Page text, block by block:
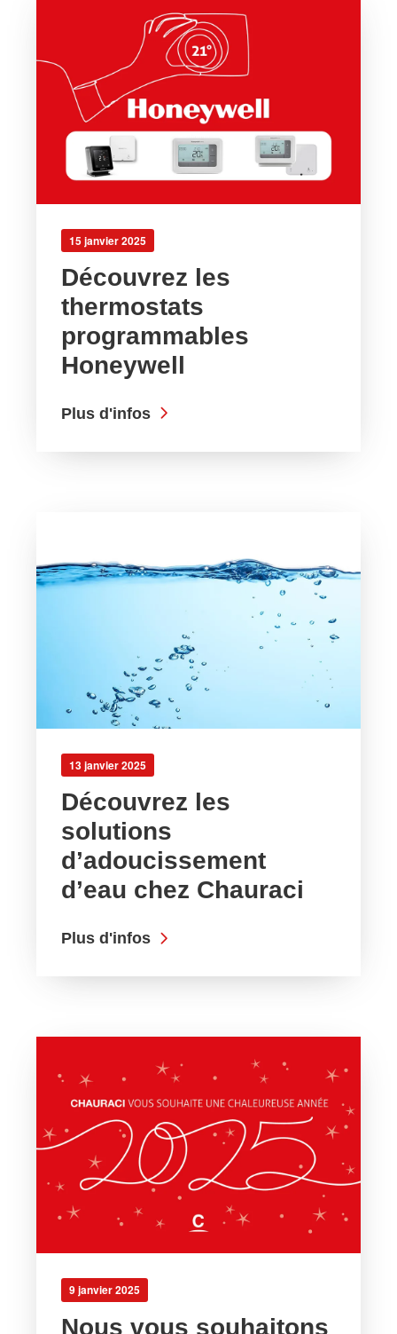
15 janvier 2025
Découvrez les
thermostats
programmables
Honeywell
Plus d'infos
13 janvier 2025
Découvrez les
solutions
d’adoucissement
d’eau chez Chauraci
Plus d'infos
9 janvier 2025
Nous vous souhaitons